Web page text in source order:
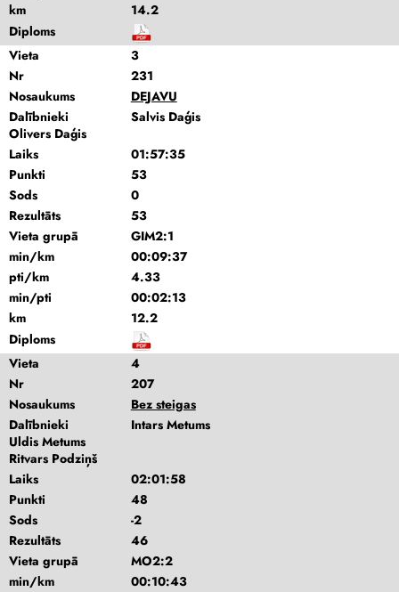
km
14.2
Diploms
Vieta
3
Nr
231
Nosaukums
DEJAVU
Dalībnieki
Salvis Daģis
Olivers Daģis
Laiks
01:57:35
Punkti
53
Sods
0
Rezultāts
53
Vieta grupā
GIM2:1
min/km
00:09:37
pti/km
4.33
min/pti
00:02:13
km
12.2
Diploms
Vieta
4
Nr
207
Nosaukums
Bez steigas
Dalībnieki
Intars Metums
Uldis Metums
Ritvars Podziņš
Laiks
02:01:58
Punkti
48
Sods
-2
Rezultāts
46
Vieta grupā
MO2:2
min/km
00:10:43